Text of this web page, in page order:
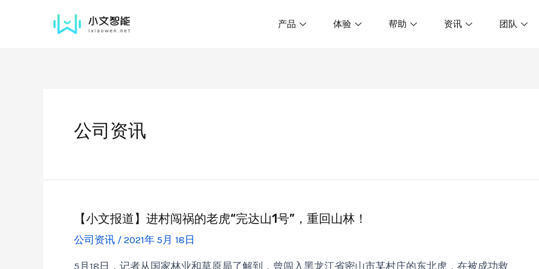
产品 体验 帮助 资讯 团队
公司资讯
【小文报道】进村闯祸的老虎“完达山1号”，重回山林！
公司资讯 / 2021年 5月 18日
5月18日，记者从国家林业和草原局了解到，曾闯入黑龙江省密山市某村庄的东北虎，在被成功救